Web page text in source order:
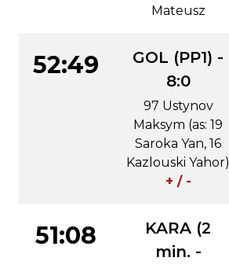
Mateusz
52:49
GOL (PP1) -
8:0
97 Ustynov
Maksym (as: 19
Saroka Yan, 16
Kazlouski Yahor)
+ / -
51:08
KARA (2
min. -